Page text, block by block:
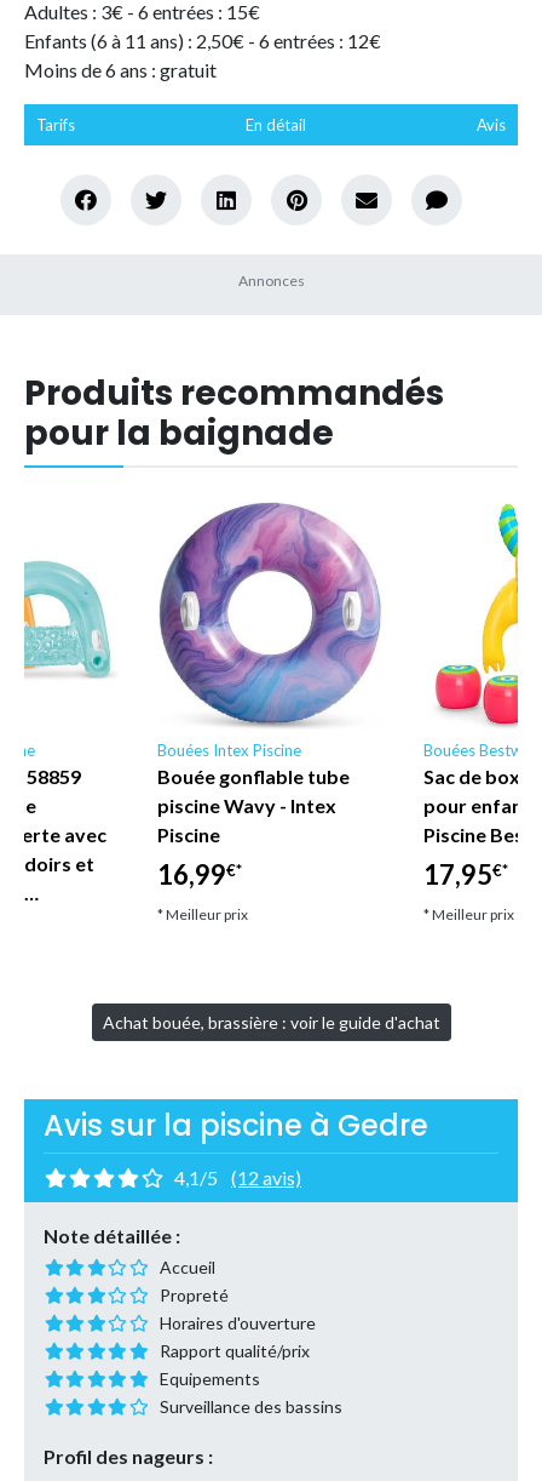
Adultes : 3€ - 6 entrées : 15€
Enfants (6 à 11 ans) : 2,50€ - 6 entrées : 12€
Moins de 6 ans : gratuit
Tarifs En détail Avis
Produits recommandés
pour la baignade
- 58859
avec
et
Bouées Intex Piscine
Bouée gonflable tube
piscine Wavy - Intex
Piscine
16,99€*
* Meilleur prix
Bouées Bestway
Sac de boxe
pour
Piscine
17,95€*
* Meilleur prix
Achat bouée, brassière : voir le guide d'achat
Avis sur la piscine à Gedre
4,1/5 (12 avis)
Note détaillée :
Accueil
Propreté
Horaires d'ouverture
Rapport qualité/prix
Equipements
Surveillance des bassins
Profil des nageurs :